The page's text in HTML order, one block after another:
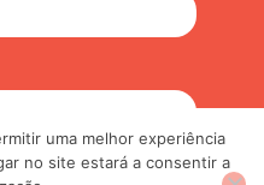
se uma melhor experiência
no site estará a consentir a